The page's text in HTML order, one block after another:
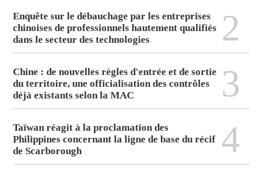
Enquête sur le débauchage par les entreprises
chinoises de professionnels hautement qualifiés
dans le secteur des technologies
2
Chine : de nouvelles règles d'entrée et de sortie
du territoire, une officialisation des contrôles
déjà existants selon la MAC
3
Taïwan réagit à la proclamation des
Philippines concernant la ligne de base du récif
de Scarborough
4